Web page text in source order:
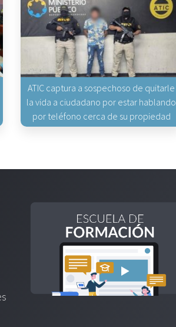
ATIC captura a sospechoso de quitarle
la vida a ciudadano por estar hablando
por teléfono cerca de su propiedad